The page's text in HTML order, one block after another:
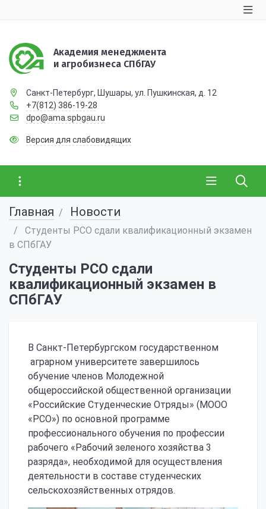
Академия менеджмента
и агробизнеса СПбГАУ
Санкт-Петербург, Шушары, ул. Пушкинская, д. 12
+7(812) 386-19-28
dpo@ama.spbgau.ru
Версия для слабовидящих
Главная Новости
Студенты РСО сдали квалификационный экзамен
в СПбГАУ
Студенты РСО сдали
квалификационный экзамен в
СПбГАУ
В Санкт-Петербургском государственном
аграрном университете завершилось
обучение членов Молодежной
общероссийской общественной организации
«Российские Студенческие Отряды» (МООО
«РСО») по основной программе
профессионального обучения по профессии
рабочего «Рабочий зеленого хозяйства 3
разряда», необходимой для осуществления
деятельности в составе студенческих
сельскохозяйственных отрядов.